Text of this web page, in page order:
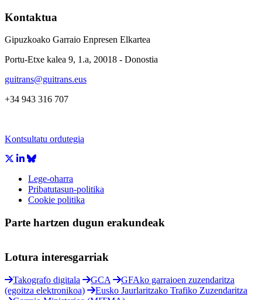
Kontaktua
Gipuzkoako Garraio Enpresen Elkartea
Portu-Etxe kalea 9, 1.a, 20018 - Donostia
guitrans@guitrans.eus
+34 943 316 707
Kontsultatu ordutegia
Lege-oharra
Pribatutasun-politika
Cookie politika
Parte hartzen dugun erakundeak
Lotura interesgarriak
Takografo digitala GCA
GFAko garraioen zuzendaritza
(egoitza elektronikoa)
Eusko Jaurlaritzako Trafiko Zuzendaritza